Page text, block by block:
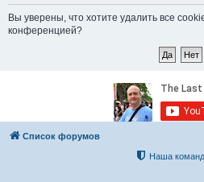
Вы уверены, что хотите удалить все
конференцией?
Список форумов
Наша